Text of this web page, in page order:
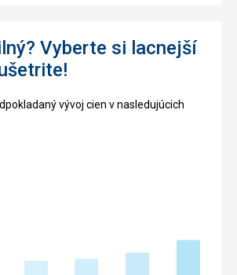
Vyberte si lacnejší
vývoj cien v nasledujúcich